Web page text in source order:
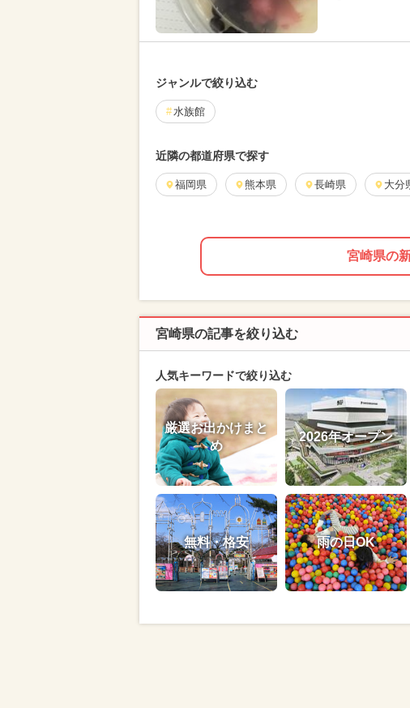
ジャンルで絞り込む
水族館
近隣の都道府県で探す
福岡県 熊本県 長崎県 大分
宮崎県の
宮崎県の記事を絞り込む
人気キーワードで絞り込む
厳選お出かけまと
め
2026年オープン
無料・格安 雨の日OK